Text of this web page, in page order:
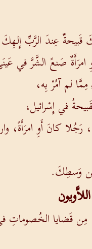
قَبيحةٌ عِندَ الرَّبِّ
صَنعً الشَّرَّ في
لم آمُرْ بِه،
في إِسْرائيل،
رَجُلا كانَ أَوِ امرَأَةً،
مِن وَسطِكَ.
قَضايا